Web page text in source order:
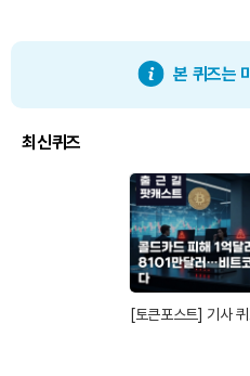
본 퀴즈는
최신퀴즈
[토큰포스트] 기사